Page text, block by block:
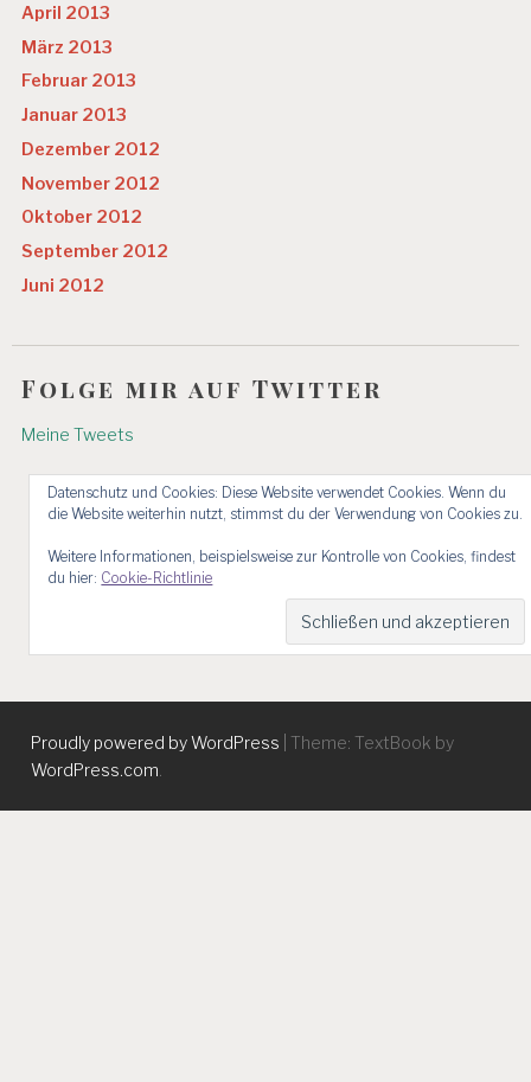
April 2013
März 2013
Februar 2013
Januar 2013
Dezember 2012
November 2012
Oktober 2012
September 2012
Juni 2012
Folge mir auf Twitter
Meine Tweets
Datenschutz und Cookies: Diese Website verwendet Cookies. Wenn du
die Website weiterhin nutzt, stimmst du der Verwendung von Cookies zu.
Weitere Informationen, beispielsweise zur Kontrolle von Cookies, findest
du hier: Cookie-Richtlinie
Proudly powered by WordPress
Theme: TextBook by
WordPress.com